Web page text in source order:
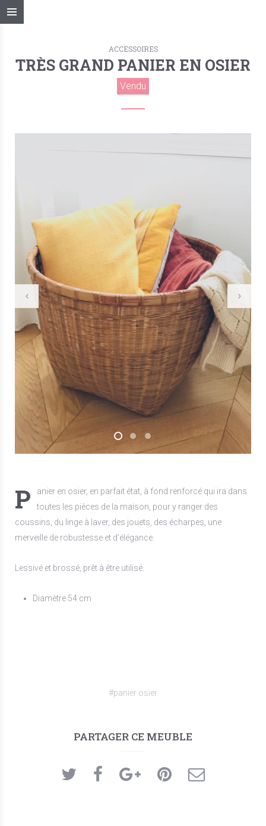
ACCESSOIRES
TRÈS GRAND PANIER EN OSIER
Vendu
P
anier en osier, en parfait état, à fond renforcé qui ira dans
toutes les pièces de la maison, pour y ranger des
coussins, du linge à laver, des jouets, des écharpes, une
merveille de robustesse et d’élégance.
Lessivé et brossé, prêt à être utilisé.
Diamètre 54 cm
#panier osier
PARTAGER CE MEUBLE